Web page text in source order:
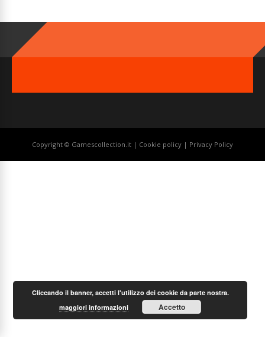
Copyright © Gamescollection.it | Cookie policy | Privacy Policy
Cliccando il banner, accetti l'utilizzo dei cookie da parte nostra.
maggiori informazioni
Accetto